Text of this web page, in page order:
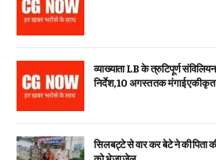
व्याख्याता LB के त्रुटिपूर्ण
निर्देश, 10 अगस्त तक मंगाई
सिलबट्टे से वार कर बेटे ने की पिता